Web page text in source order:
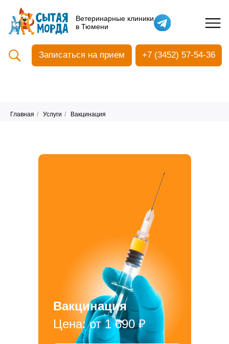
Ветеринарные клиники
в Тюмени
Кастрация собак
Вакцинация
Ультразвуковая чистка зубов
Общий анализ крови
Главная / Услуги / Вакцинация
Цена: от 1 690 ₽
Вакцинация